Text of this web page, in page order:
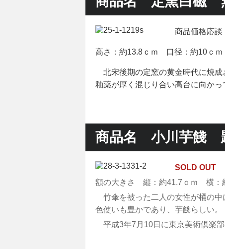
商品価格応談
高さ：約13.8ｃｍ 口径：約10ｃｍ
北宋後期の定窯の黄金時代に焼成
釉薬が厚く混じり合い高台に向か
商品名 小川芋餞
SOLD OUT
額の大きさ 縦：約41.7ｃｍ 横：
竹傘を被った二人の女性が桶の中
色使いも豊かであり、芋餞らしい。
平成3年7月10日に東京美術倶楽部